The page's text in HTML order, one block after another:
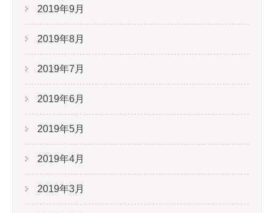
2019年9月
2019年8月
2019年7月
2019年6月
2019年5月
2019年4月
2019年3月